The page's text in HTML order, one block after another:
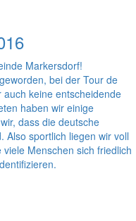
Markersdorf!
bei der Tour de
keine entscheidende
haben wir einige
dass die deutsche
Also sportlich liegen wir voll
Menschen sich friedlich